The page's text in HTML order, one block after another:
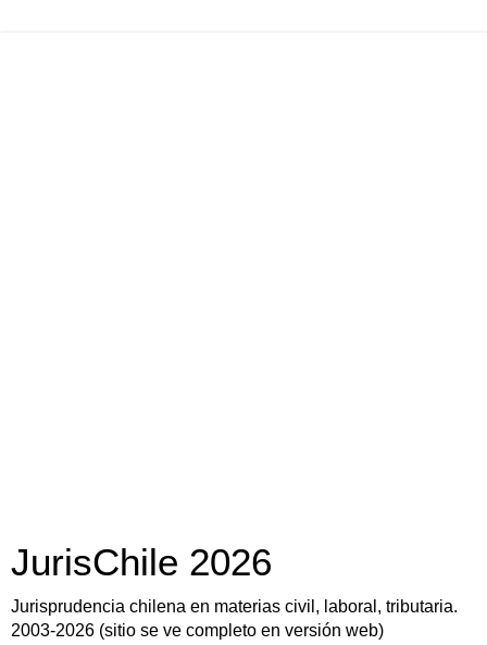
JurisChile 2026
Jurisprudencia chilena en materias civil, laboral, tributaria.
2003-2026 (sitio se ve completo en versión web)